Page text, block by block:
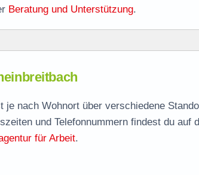
Beratung und Unterstützung.
nach Wohnort über verschiedene
und Telefonnummern findest du auf
für Arbeit.